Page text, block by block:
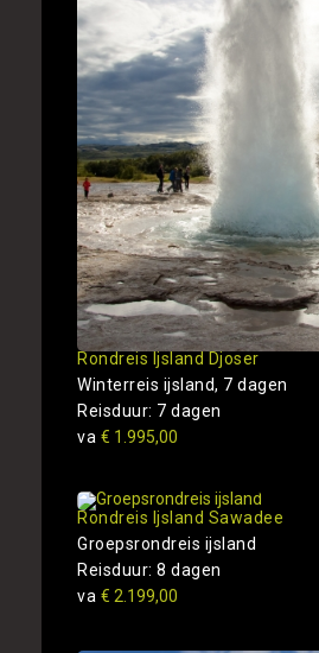
Rondreis Ijsland Djoser
Winterreis ijsland, 7 dagen
Reisduur: 7 dagen
va € 1.995,00
Rondreis Ijsland Sawadee
Groepsrondreis ijsland
Reisduur: 8 dagen
va € 2.199,00